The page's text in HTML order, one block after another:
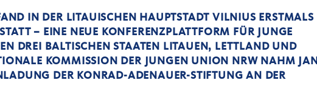
IN DER LITAUISCHEN HAUPTSTADT VILNIUS ERSTMALS
– EINE NEUE KONFERENZPLATTFORM FÜR JUNGE
DREI BALTISCHEN STAATEN LITAUEN, LETTLAND UND
KOMMISSION DER JUNGEN UNION NRW NAHM JAN
DER KONRAD-ADENAUER-STIFTUNG AN DER